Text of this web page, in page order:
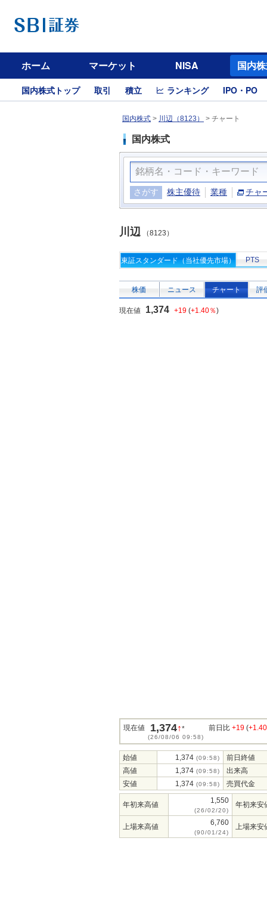
ホーム マーケット NISA 国内
国内株式トップ 取引 積立 ランキング IPO・PO
国内株式 > 川辺（8123） > チャート
国内株式
さがす 株主優待 業種 チャ
川辺 （8123）
東証スタンダード（当社優先市場） PTS
株価 ニュース チャート 評
現在値 1,374 +19 (+1.40％)
現在値 1,374↑*
(26/08/06 09:58)
前日比 +19 (
始値 1,374 (09:58)
前日終値
高値
1,374 (09:58)
出来高
安値
1,374 (09:58) 売買代金
年初来高値 1,550
(26/02/20)
年初来安
上場来高値 6,760
(90/01/24)
上場来安